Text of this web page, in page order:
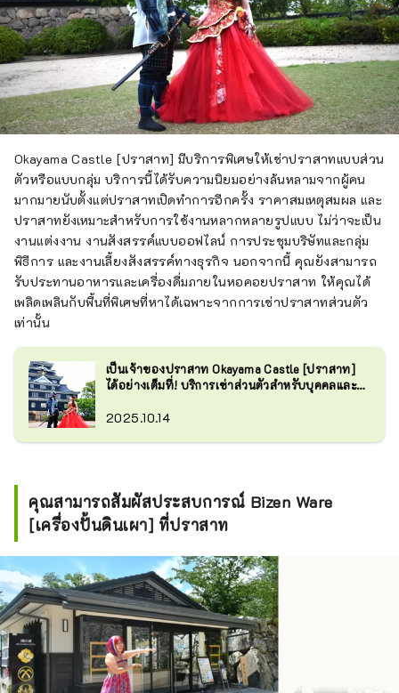
Okayama Castle [ปราสาท] มีบริการพิเศษให้เช่าปราสาทแบบส่วน
ตัวหรือแบบกลุ่ม บริการนี้ได้รับความนิยมอย่างล้นหลามจากผู้คน
มากมายนับตั้งแต่ปราสาทเปิดทำการอีกครั้ง ราคาสมเหตุสมผล และ
ปราสาทยังเหมาะสำหรับการใช้งานหลากหลายรูปแบบ ไม่ว่าจะเป็น
งานแต่งงาน งานสังสรรค์แบบออฟไลน์ การประชุมบริษัทและกลุ่ม
พิธีการ และงานเลี้ยงสังสรรค์ทางธุรกิจ นอกจากนี้ คุณยังสามารถ
รับประทานอาหารและเครื่องดื่มภายในหอคอยปราสาท ให้คุณได้
เพลิดเพลินกับพื้นที่พิเศษที่หาได้เฉพาะจากการเช่าปราสาทส่วนตัว
เท่านั้น
เป็นเจ้าของปราสาท Okayama Castle [ปราสาท]
ได้อย่างเต็มที่! บริการเช่าส่วนตัวสำหรับบุคคลและ
2025.10.14
คุณสามารถสัมผัสประสบการณ์ Bizen Ware
[เครื่องปั้นดินเผา] ที่ปราสาท